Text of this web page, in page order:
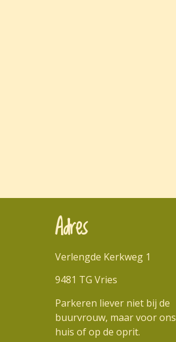
Adres
Verlengde Kerkweg 1
9481 TG Vries
Parkeren liever niet bij de
buurvrouw, maar voor ons
huis of op de oprit.